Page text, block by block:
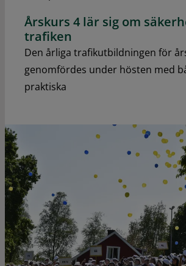
Årskurs 4 lär sig om
trafiken
Den årliga trafikutbildningen för
genomfördes under hösten med
praktiska